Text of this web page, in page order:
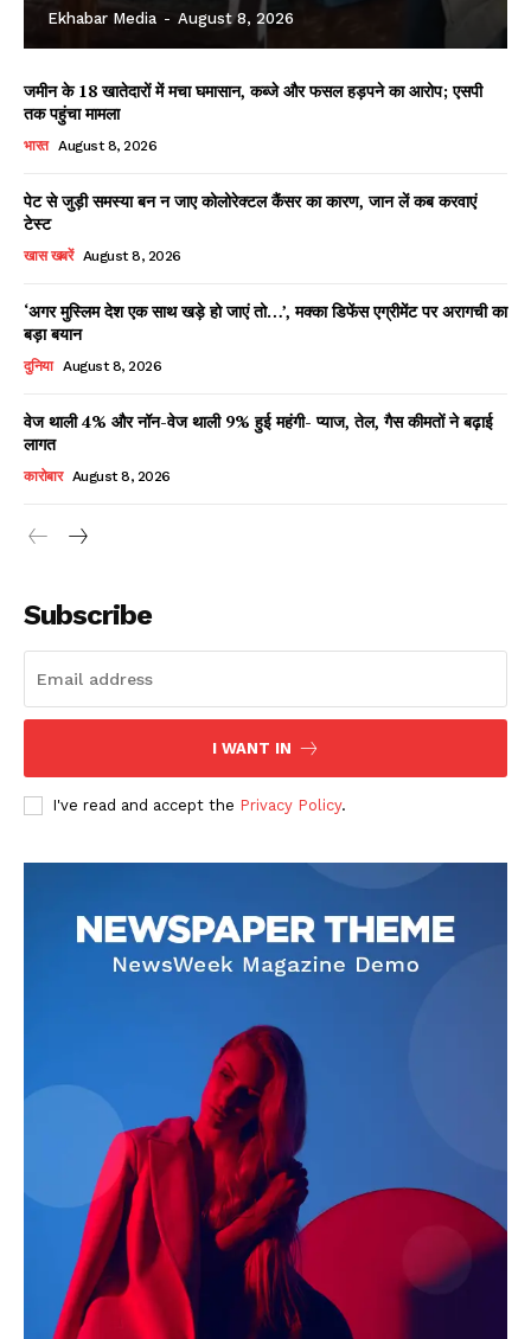
Contact us
Subscription Plans
My account
Ekhabar Media - August 8, 2026
जमीन के 18 खातेदारों में मचा घमासान, कब्जे और फसल हड़पने का आरोप; एसपी
तक पहुंचा मामला
भारत August 8, 2026
पेट से जुड़ी समस्या बन न जाए कोलोरेक्टल कैंसर का कारण, जान लें कब करवाएं
टेस्ट
खास खबरें August 8, 2026
‘अगर मुस्लिम देश एक साथ खड़े हो जाएं तो…’, मक्का डिफेंस एग्रीमेंट पर अरागची का
बड़ा बयान
दुनिया August 8, 2026
वेज थाली 4% और नॉन-वेज थाली 9% हुई महंगी- प्याज, तेल, गैस कीमतों ने बढ़ाई
लागत
कारोबार August 8, 2026
Subscribe
I WANT IN
I've read and accept the Privacy Policy.